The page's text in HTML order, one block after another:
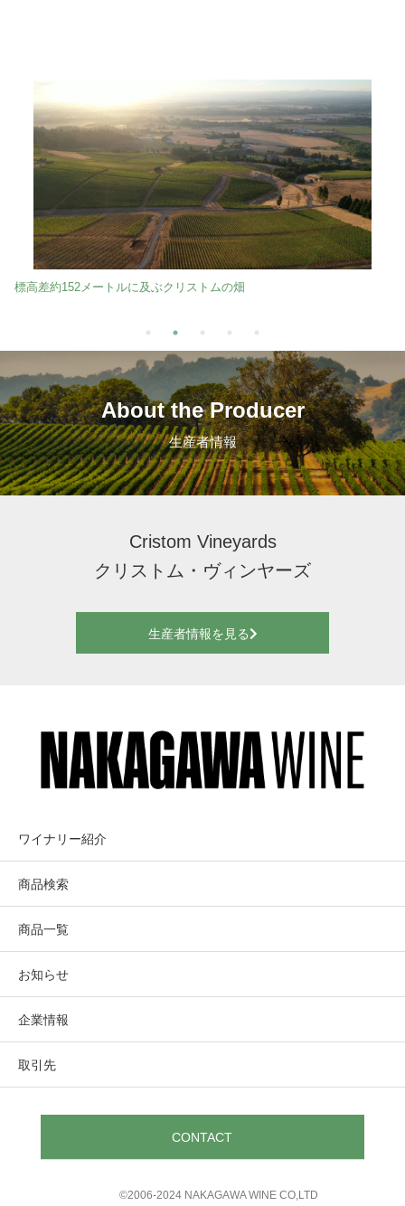
標高差約152メートルに及ぶクリストムの畑
About the Producer
生産者情報
Cristom Vineyards
クリストム・ヴィンヤーズ
生産者情報を見る
ワイナリー紹介
商品検索
商品一覧
お知らせ
企業情報
取引先
CONTACT
©︎2006-2024 NAKAGAWA WINE CO,LTD